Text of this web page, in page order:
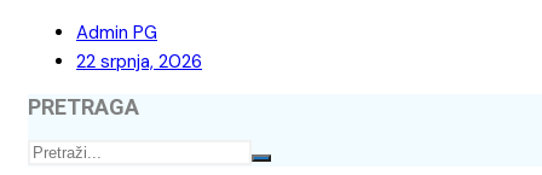
Admin PG
22 srpnja, 2026
PRETRAGA